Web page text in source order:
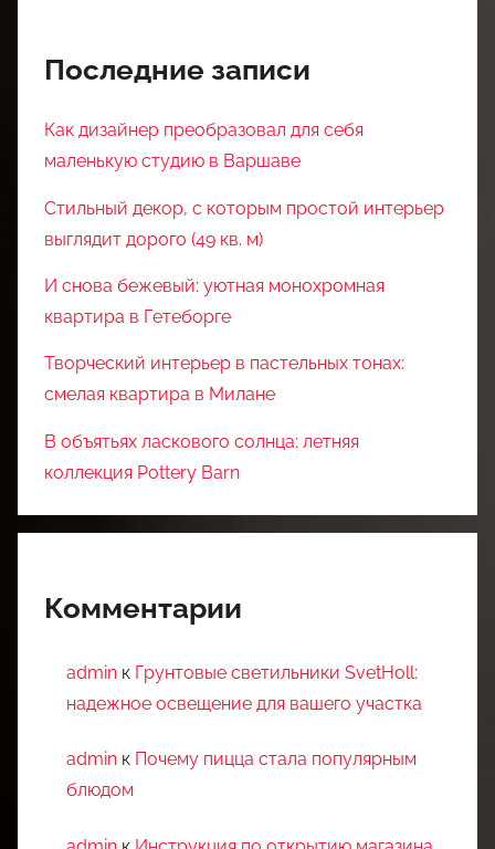
Последние записи
Как дизайнер преобразовал для себя
маленькую студию в Варшаве
Стильный декор, с которым простой интерьер
выглядит дорого (49 кв. м)
И снова бежевый: уютная монохромная
квартира в Гетеборге
Творческий интерьер в пастельных тонах:
смелая квартира в Милане
В объятьях ласкового солнца: летняя
коллекция Pottery Barn
Комментарии
admin к Грунтовые светильники SvetHoll:
надежное освещение для вашего участка
admin к Почему пицца стала популярным
блюдом